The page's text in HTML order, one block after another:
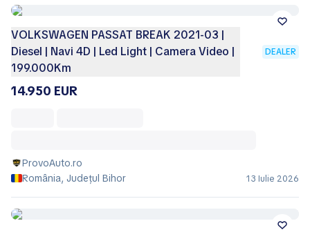
VOLKSWAGEN PASSAT BREAK 2021-03 |
Diesel | Navi 4D | Led Light | Camera Video |
199.000Km
DEALER
14.950 EUR
ProvoAuto.ro
România, Județul Bihor
13 Iulie 2026